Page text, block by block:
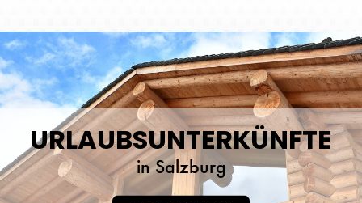
URLAUBSUNTERKÜNFTE
in Salzburg